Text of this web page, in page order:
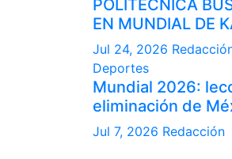
POLITÉCNICA
EN MUNDIAL DE
Jul 24, 2026
Deportes
Mundial 2026:
eliminación de
Jul 7, 2026 Redacción